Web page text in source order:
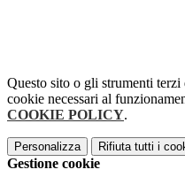
Questo sito o gli strumenti
cookie necessari al
COOKIE POLICY.
Personalizza Rifiuta tutti i
Gestione cookie